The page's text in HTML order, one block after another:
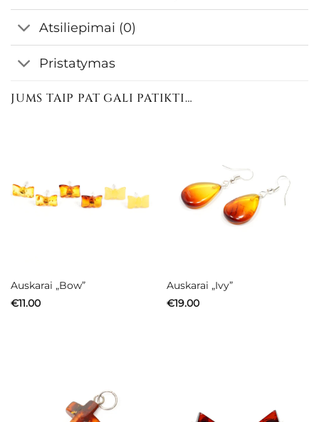
Atsiliepimai (0)
Pristatymas
JUMS TAIP PAT GALI PATIKTI…
Auskarai „Bow”
€11.00
Auskarai „Ivy”
€19.00